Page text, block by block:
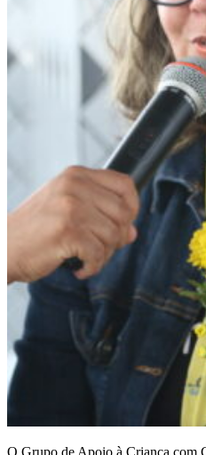
O Grupo de Apoio à Criança com